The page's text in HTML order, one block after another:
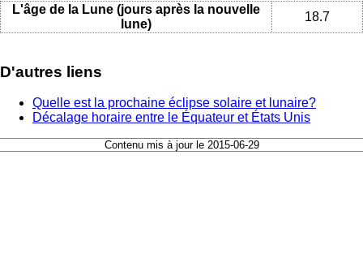
L'âge de la Lune (jours après la nouvelle
lune)
18.7
D'autres liens
Quelle est la prochaine éclipse solaire et lunaire?
Décalage horaire entre le Équateur et États Unis
Contenu mis à jour le 2015-06-29